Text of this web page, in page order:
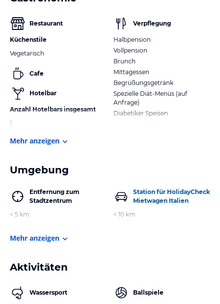
Restaurant
Küchenstile
Vegetarisch
Cafe
Hotelbar
Anzahl Hotelbars insgesamt
1
Verpflegung
Halbpension
Vollpension
Brunch
Mittagessen
Begrüßungsgetränk
Spezielle Diät-Menüs (auf
Anfrage)
Diabetiker Speisen
Mehr anzeigen
Umgebung
Entfernung zum
Stadtzentrum
< 5 km
Station für HolidayCheck
Mietwagen Italien
< 10 km
Mehr anzeigen
Aktivitäten
Wassersport Ballspiele